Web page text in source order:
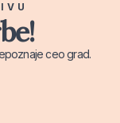
ceo grad.